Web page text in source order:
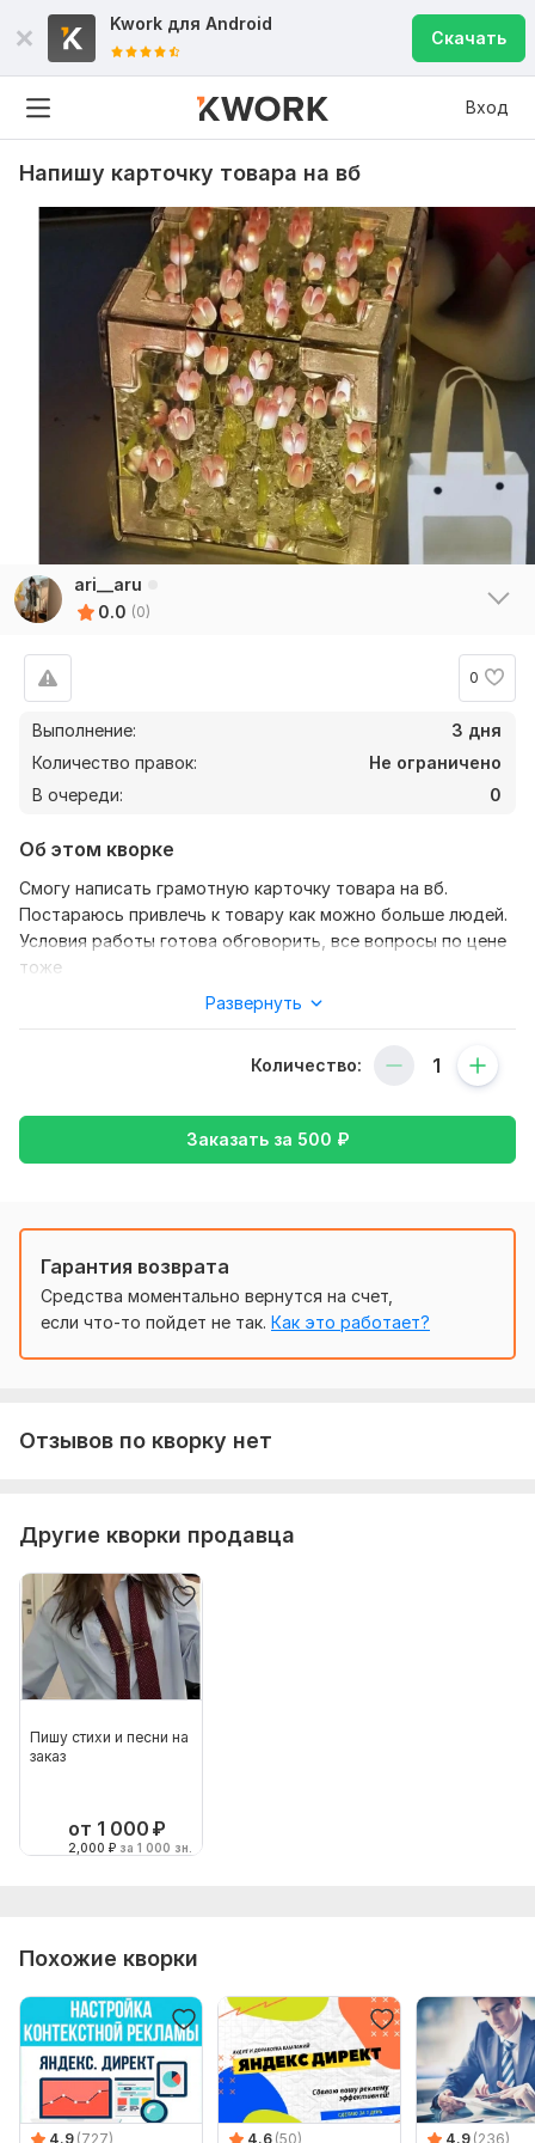
Kwork для Android
Скачать
Вход
Напишу карточку товара на вб
ari__aru
0.0 (0)
0
Выполнение:
3 дня
Количество правок:
Не ограничено
В очереди:
0
Об этом кворке
Смогу написать грамотную карточку товара на вб.
Постараюсь привлечь к товару как можно больше людей.
Условия работы готова обговорить, все вопросы по цене
тоже
Примерная цена за 1 карточку 150 рублей, но я готова ее
Фриланс услуга включает:
Анализ результатов
Срок выполнения:3 дня
Тип: Ведение
Развернуть
Количество:
Заказать за 500 ₽
Гарантия возврата
Средства моментально вернутся на счет,
если что-то пойдет не так. Как это работает?
Отзывов по кворку нет
Другие кворки продавца
Пишу стихи и песни на
заказ
от 1 000 ₽
2,000 ₽ за 1 000 зн.
Похожие кворки
4.9 (727) 4.6 (50) 4.9 (236)